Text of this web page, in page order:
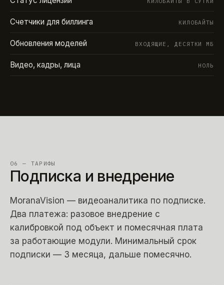
Счетчики для биллинга КИЛОБАЙТЫ
Обновления моделей ВХОДЯЩИЕ, ДЕСЯТКИ МБ
Видео, кадры, лица НОЛЬ
06 — ТАРИФЫ
Подписка и внедрение
MoranaVision — видеоаналитика по подписке.
Два платежа: разовое внедрение с
калибровкой под объект и помесячная плата
за работающие модули. Минимальный срок
подписки — 3 месяца, дальше помесячно.